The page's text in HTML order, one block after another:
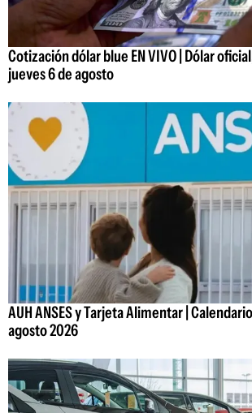
Cotización dólar blue EN VIVO | Dólar
jueves 6 de agosto
AUH ANSES y Tarjeta Alimentar |
agosto 2026